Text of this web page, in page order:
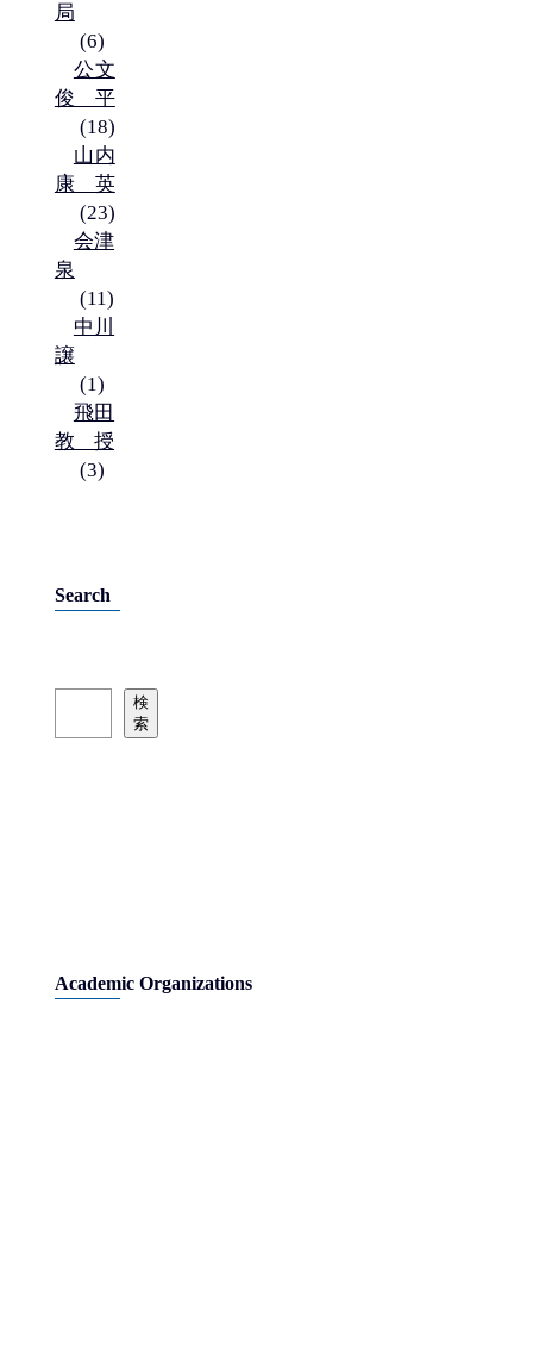
局
(6)
公文
俊平
(18)
山内
康英
(23)
会津
泉
(11)
中川
譲
(1)
飛田
教授
(3)
Search
検
索
Academic Organizations